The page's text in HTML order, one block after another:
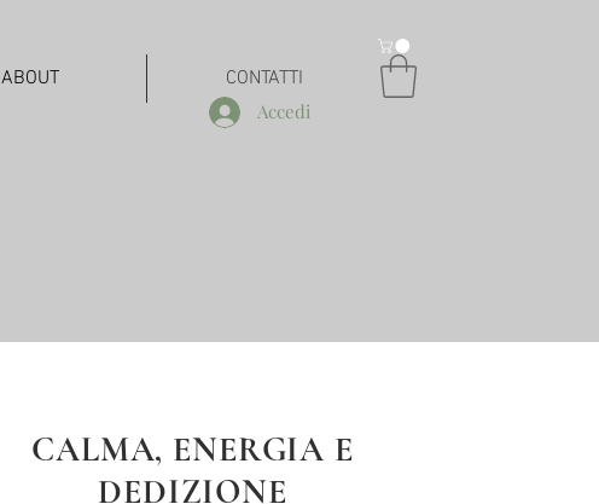
ABOUT
CONTATTI
Accedi
CALMA, ENERGIA E
DEDIZIONE